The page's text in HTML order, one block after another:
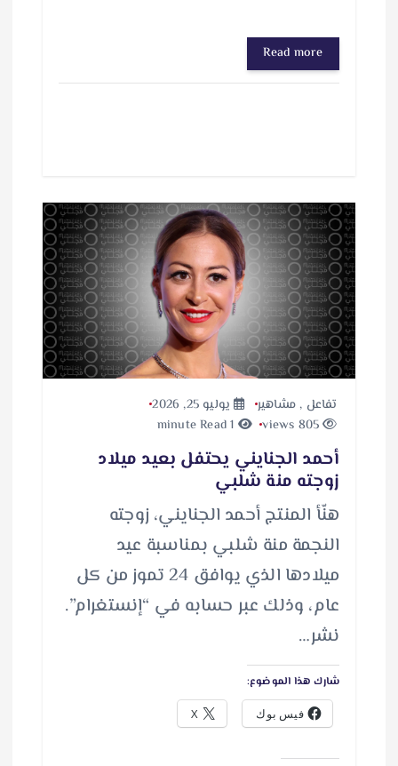
Read more
تفاعل , مشاهير
يوليو 25, 2026
805 views
أحمد الجنايني يحتفل بعيد ميلاد
زوجته منة شلبي
هنّأ المنتج أحمد الجنايني، زوجته
النجمة منة شلبي بمناسبة عيد
ميلادها الذي يوافق 24 تموز من كل
عام، وذلك عبر حسابه في “إنستغرام”.
نشر…
شارك هذا الموضوع:
فيس بوك X